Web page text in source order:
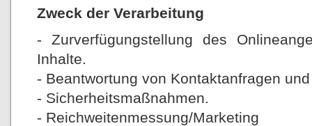
Zweck der Verarbeitung
- Zurverfügungstellung des
Inhalte.
- Beantwortung von Kontaktanfragen
- Sicherheitsmaßnahmen.
- Reichweitenmessung/Marketing